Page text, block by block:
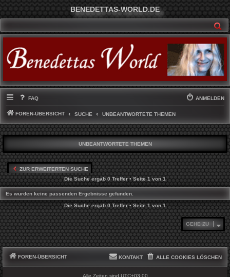
BENEDETTAS-WORLD.DE
FAQ ANMELDEN
FOREN-ÜBERSICHT SUCHE UNBEANTWORTETE THEMEN
UNBEANTWORTETE THEMEN
ZUR ERWEITERTEN SUCHE
Die Suche ergab 0 Treffer • Seite1von1
Es wurden keine passenden Ergebnisse gefunden.
Die Suche ergab 0 Treffer • Seite1von1
GEHE ZU
FOREN-ÜBERSICHT ALLE COOKIES LÖSCHEN
KONTAKT